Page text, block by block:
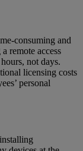
consuming and
remote access
not days.
licensing costs
personal